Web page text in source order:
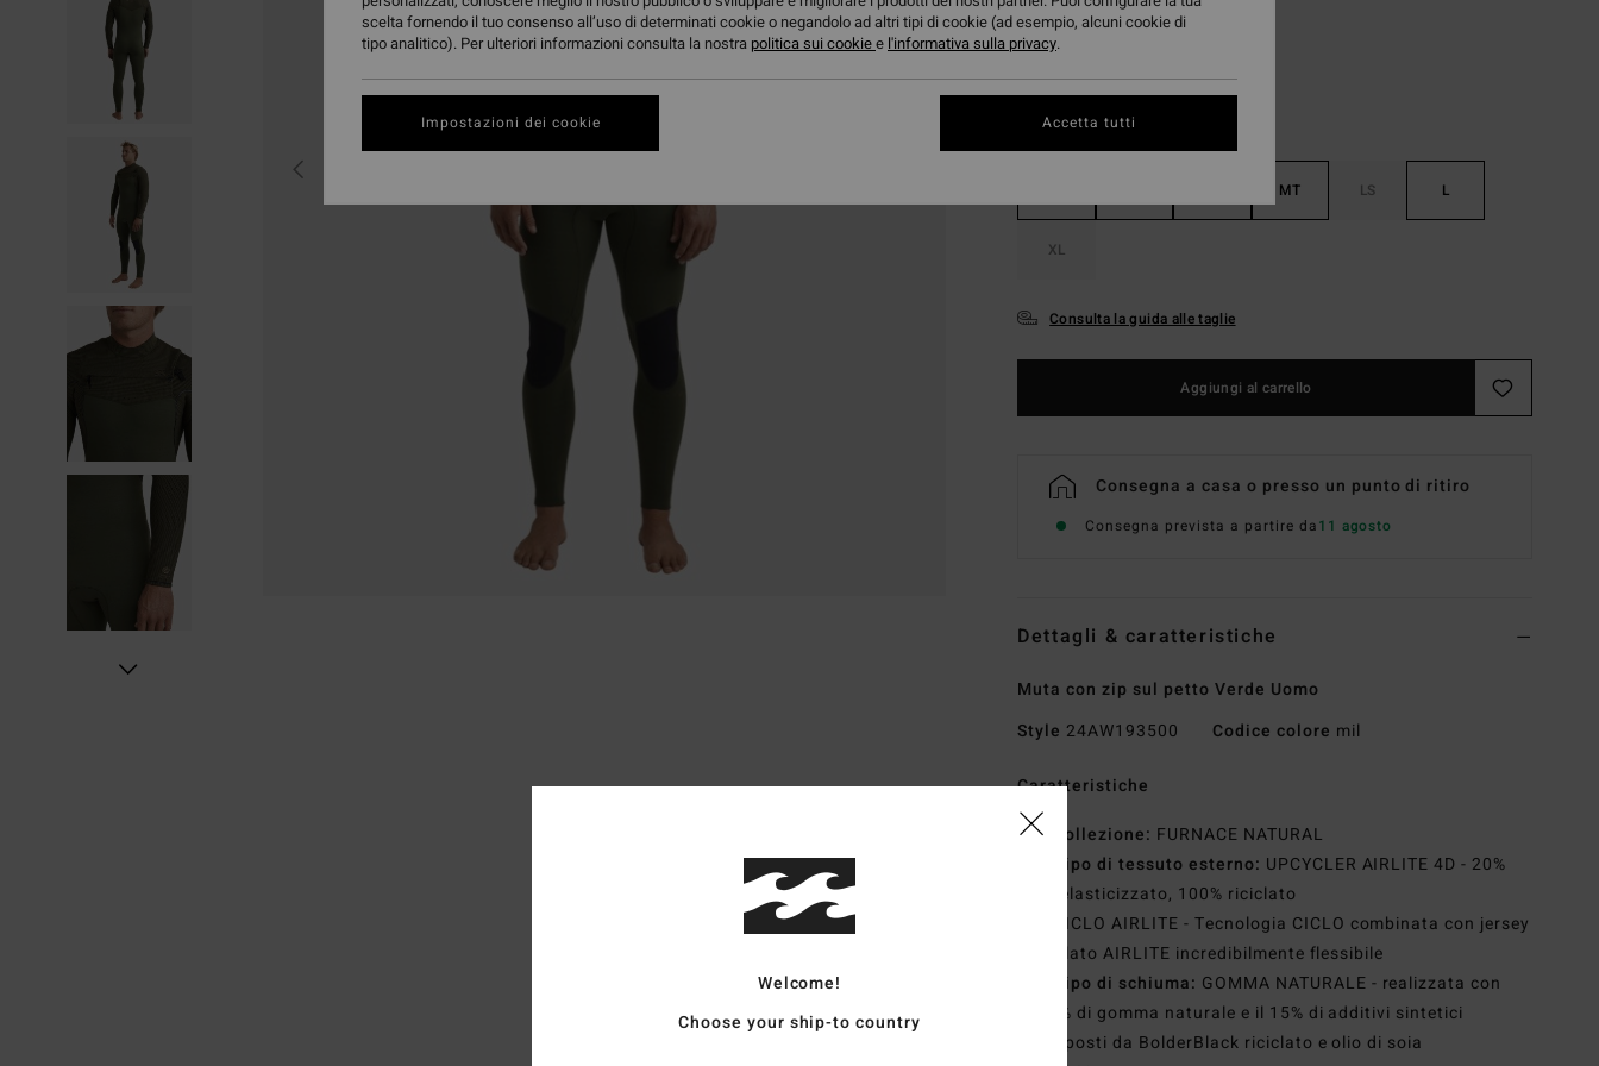
MT LS L
XL
Consulta la guida alle taglie
Aggiungi al carrello
Consegna a casa o presso un punto di ritiro
Consegna prevista a partire da11 agosto
Dettagli & caratteristiche
Muta con zip sul petto Verde Uomo
Style 24AW193500 Codice colore mil
Caratteristiche
Collezione: FURNACE NATURAL
Tipo di tessuto esterno: UPCYCLER AIRLITE 4D - 20%
più elasticizzato, 100% riciclato
CICLO AIRLITE - Tecnologia CICLO combinata con jersey
riciclato AIRLITE incredibilmente flessibile
Tipo di schiuma: GOMMA NATURALE - realizzata con
l'85% di gomma naturale e il 15% di additivi sintetici
composti da BolderBlack riciclato e olio di soia
Welcome!
Choose your ship-to country
scelta fornendo il tuo consenso all’uso di determinati cookie o negandolo ad altri tipi di cookie (ad esempio, alcuni cookie di
tipo analitico). Per ulteriori informazioni consulta la nostra politica sui cookiee l'informativa sulla privacy.
Impostazioni dei cookie Accetta tutti